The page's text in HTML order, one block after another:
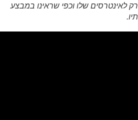
לאינטרסים שלו וכפי שראינו במבצע